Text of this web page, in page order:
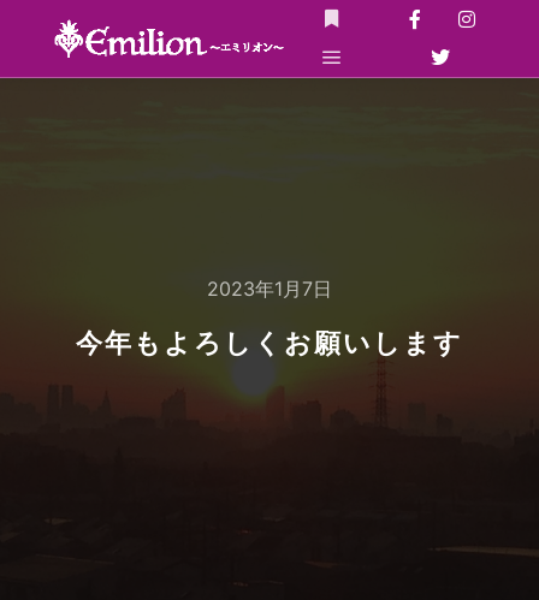
詳細
2023年1月7日
今年もよろしくお願いします